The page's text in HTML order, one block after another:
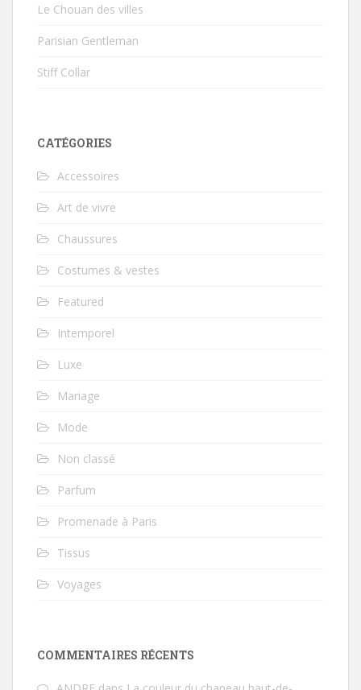
Le Chouan des villes
Parisian Gentleman
Stiff Collar
CATÉGORIES
Accessoires
Art de vivre
Chaussures
Costumes & vestes
Featured
Intemporel
Luxe
Mariage
Mode
Non classé
Parfum
Promenade à Paris
Tissus
Voyages
COMMENTAIRES RÉCENTS